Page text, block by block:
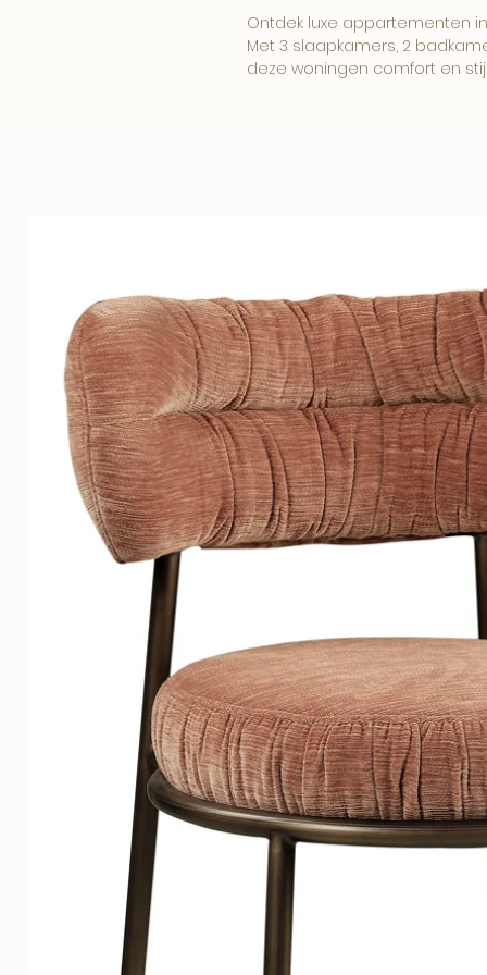
Ontdek luxe appartementen
Met 3 slaapkamers, 2
deze woningen comfort en
parkeerplaatsen maken dit